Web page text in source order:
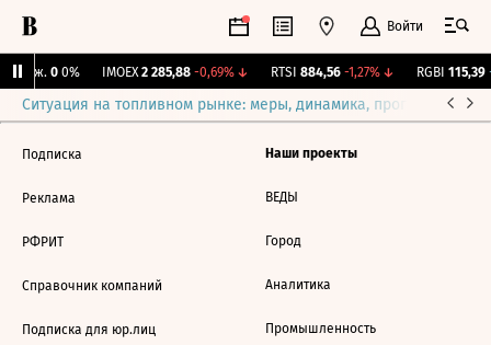
Войти
Бирж. 0 0% IMOEX 2 285,88 -0,69%↓ RTSI 884,56 -1,27%↓ RGBI 115,39
Ситуация на топливном рынке: меры, динамика, прогнозы
Подписка
Реклама
РФРИТ
Справочник компаний
Подписка для юр.лиц
Наши проекты
ВЕДЫ
Город
Аналитика
Промышленность